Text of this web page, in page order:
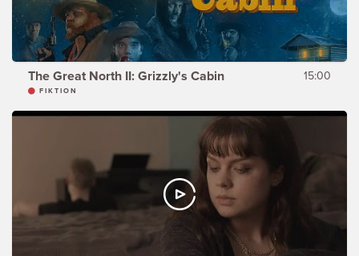
The Great North II: Grizzly's Cabin 15:00
FIKTION